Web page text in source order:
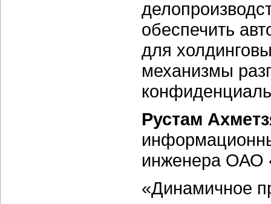
обеспечить
для
механизмы
Рустам
инженера ОАО
«Динамичное